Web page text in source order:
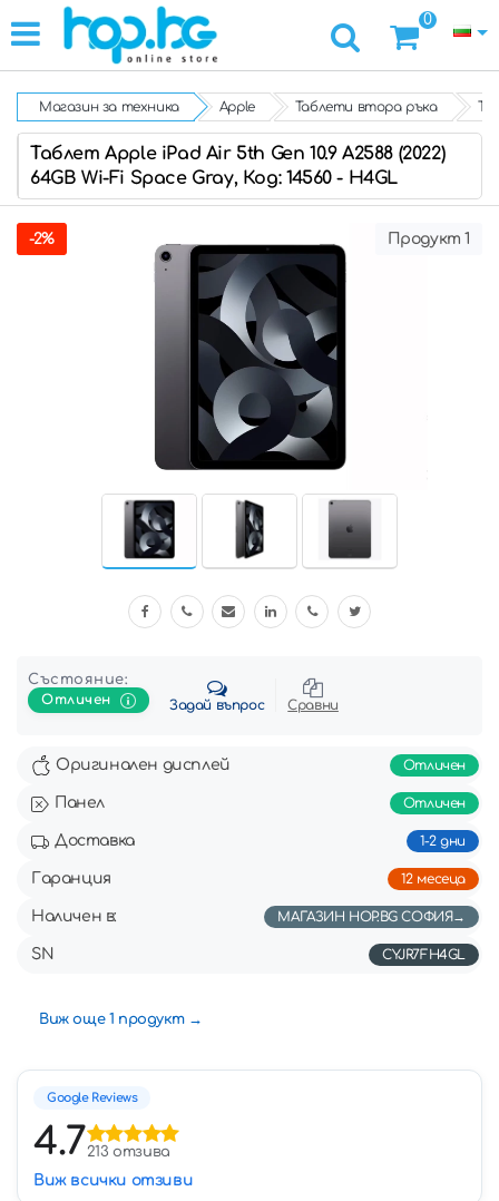
0
Магазин за техника Apple Таблети втора ръка
Таблет Apple iPad Air 5th Gen 10.9 A2588 (2022)
64GB Wi-Fi Space Gray, Код: 14560 - H4GL
-2% Продукт 1
Състояние:
Отличен
Задай въпрос Сравни
Оригинален дисплей Отличен
Панел Отличен
Доставка 1-2 дни
Гаранция 12 месеца
Наличен в: МАГАЗИН HOP.BG СОФИЯ
SN CYJR7FH4GL
Виж още 1 продукт
Google Reviews
4.7213 отзива
Виж всички отзиви